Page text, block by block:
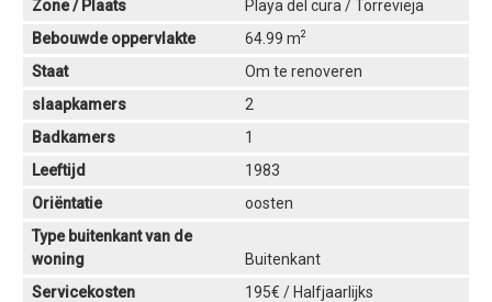
Zone / Plaats
Playa del cura / Torrevieja
Bebouwde oppervlakte
64.99 m2
Staat
Om te renoveren
slaapkamers
2
Badkamers
1
Leeftijd
1983
Oriëntatie
oosten
Type buitenkant van de
woning
Buitenkant
Servicekosten
195€ / Halfjaarlijks